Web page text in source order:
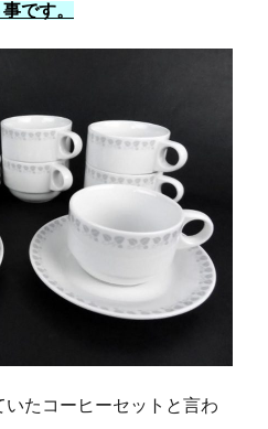
です。
いたコーヒーセットと言わ